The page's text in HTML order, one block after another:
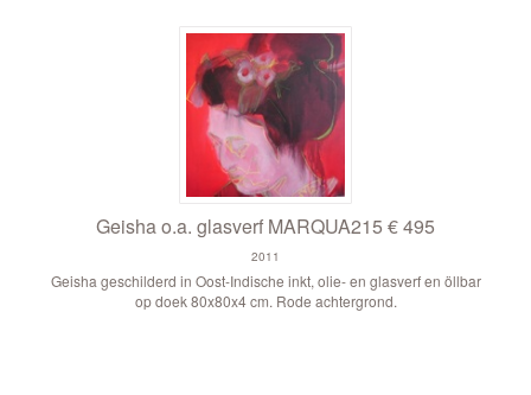
Geisha o.a. glasverf MARQUA215 € 495
2011
Geisha geschilderd in Oost-Indische inkt, olie- en glasverf en öllbar
op doek 80x80x4 cm. Rode achtergrond.